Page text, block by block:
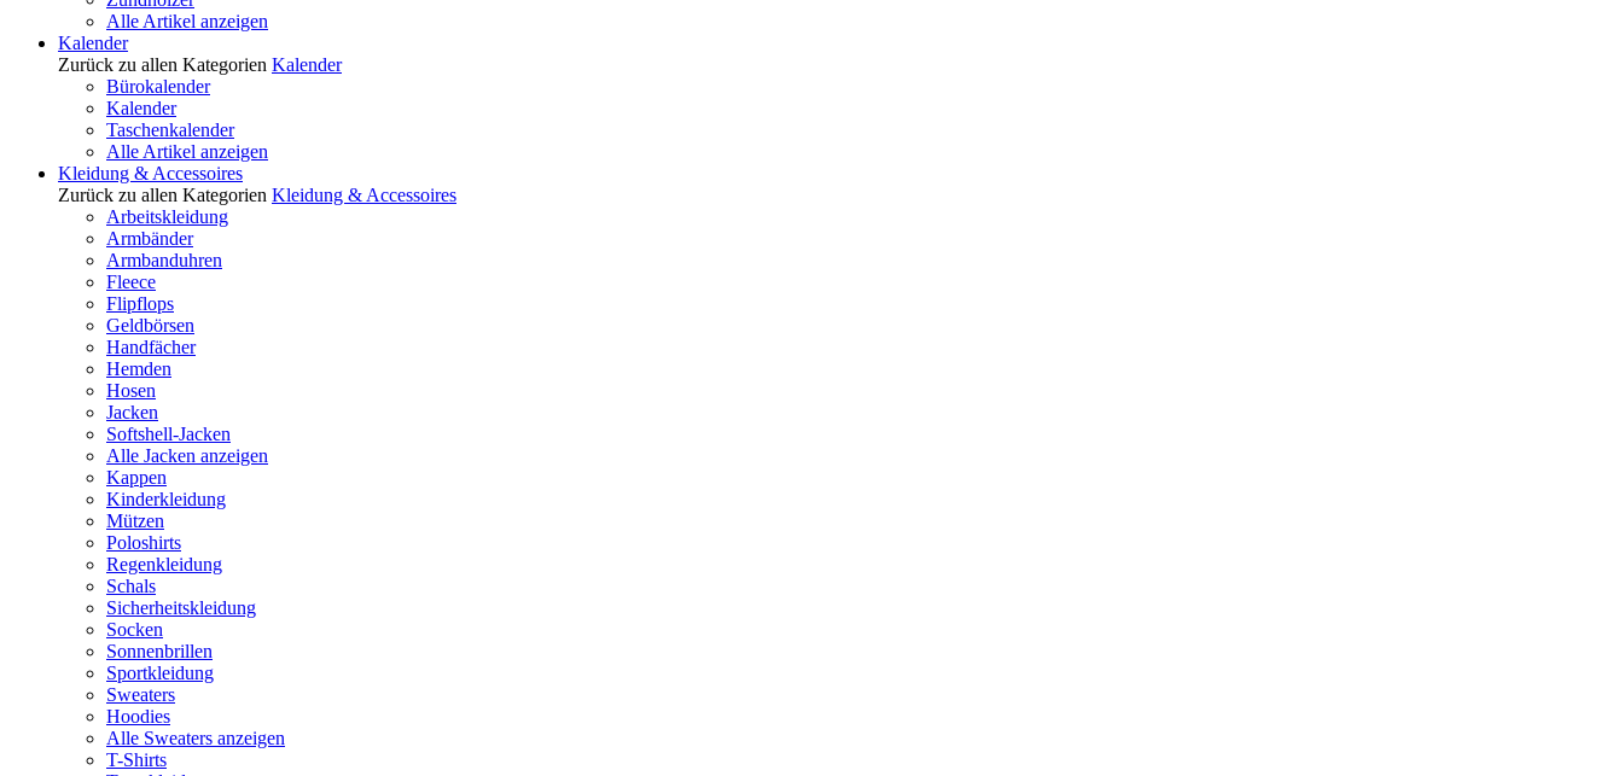
Alle Artikel anzeigen
Kalender
Zurück zu allen Kategorien Kalender
Bürokalender
Kalender
Taschenkalender
Alle Artikel anzeigen
Kleidung & Accessoires
Zurück zu allen Kategorien Kleidung & Accessoires
Arbeitskleidung
Armbänder
Armbanduhren
Fleece
Flipflops
Geldbörsen
Handfächer
Hemden
Hosen
Jacken
Softshell-Jacken
Alle Jacken anzeigen
Kappen
Kinderkleidung
Mützen
Poloshirts
Regenkleidung
Schals
Sicherheitskleidung
Socken
Sonnenbrillen
Sportkleidung
Sweaters
Hoodies
Alle Sweaters anzeigen
T-Shirts